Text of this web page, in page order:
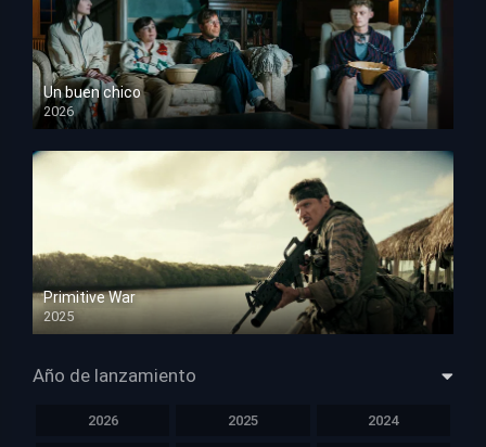
Un buen chico
2026
HD 1080p
Primitive War
2025
HD 1080p
Año de lanzamiento
2026 2025 2024